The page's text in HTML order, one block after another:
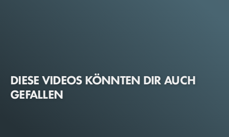
DIESE VIDEOS KÖNNTEN DIR AUCH
GEFALLEN